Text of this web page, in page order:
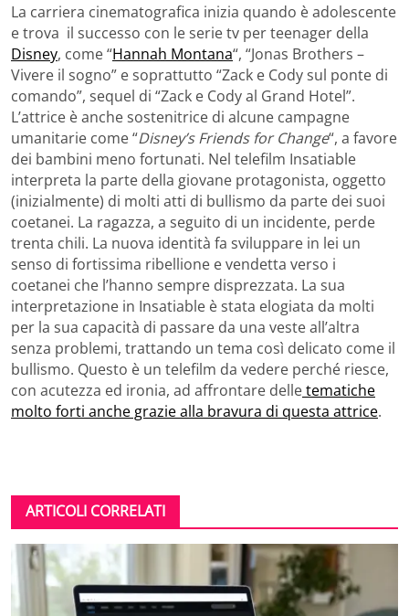
La carriera cinematografica inizia quando è adolescente
e trova il successo con le serie tv per teenager della
Disney, come “Hannah Montana“, “Jonas Brothers –
Vivere il sogno” e soprattutto “Zack e Cody sul ponte di
comando”, sequel di “Zack e Cody al Grand Hotel”.
L’attrice è anche sostenitrice di alcune campagne
umanitarie come “Disney’s Friends for Change“, a favore
dei bambini meno fortunati. Nel telefilm Insatiable
interpreta la parte della giovane protagonista, oggetto
(inizialmente) di molti atti di bullismo da parte dei suoi
coetanei. La ragazza, a seguito di un incidente, perde
trenta chili. La nuova identità fa sviluppare in lei un
senso di fortissima ribellione e vendetta verso i
coetanei che l’hanno sempre disprezzata. La sua
interpretazione in Insatiable è stata elogiata da molti
per la sua capacità di passare da una veste all’altra
senza problemi, trattando un tema così delicato come il
bullismo. Questo è un telefilm da vedere perché riesce,
con acutezza ed ironia, ad affrontare delletematiche
molto forti anche grazie alla bravura di questa attrice.
ARTICOLI CORRELATI